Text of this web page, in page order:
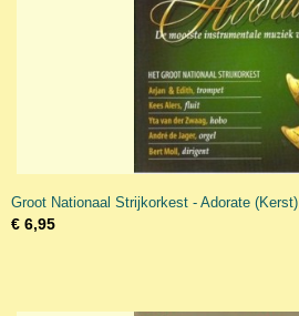
Groot Nationaal Strijkorkest - Adorate (Kerst)
€ 6,95